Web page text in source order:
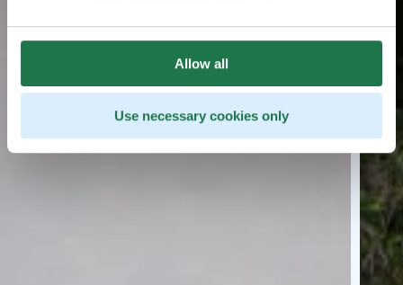
Allow all
Use necessary cookies only